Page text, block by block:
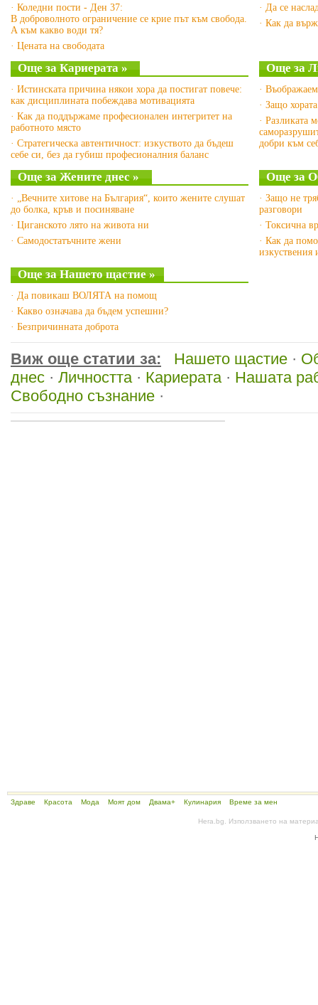
· Коледни пости - Ден 37:
В доброволното ограничение се крие път към свобода.
А към какво води тя?
· Цената на свободата
· Да се
· Как да
Още за Кариерата »
· Истинската причина някои хора да постигат повече:
как дисциплината побеждава мотивацията
· Как да поддържаме професионален интегритет на
работното място
· Стратегическа автентичност: изкуството да бъдеш
себе си, без да губиш професионалния баланс
Още за
·
· Защо
· Разликата
добри към
Още за Жените днес »
· „Вечните хитове на България“, които жените слушат
до болка, кръв и посиняване
· Циганското лято на живота ни
· Самодостатъчните жени
Още за
· Защо не
разговори
· Токсична
· Как да
изкуствения
Още за Нашето щастие »
· Да повикаш ВОЛЯТА на помощ
· Какво означава да бъдем успешни?
· Безпричинната доброта
Виж още статии за: Нашето щастие ·
днес · Личността· Кариерата· Нашата
Свободно съзнание ·
Здраве Красота Мода Моят дом Двама+ Кулинария Време за мен
Hera.bg. Използването на